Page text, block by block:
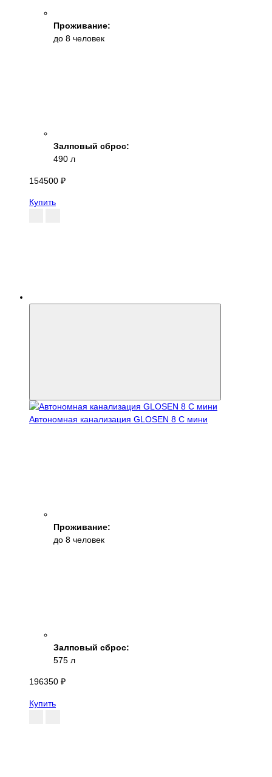
Проживание:
до 8 человек
Залповый сброс:
490 л
154500 ₽
Купить
Автономная канализация GLOSEN 8 С мини
Проживание:
до 8 человек
Залповый сброс:
575 л
196350 ₽
Купить